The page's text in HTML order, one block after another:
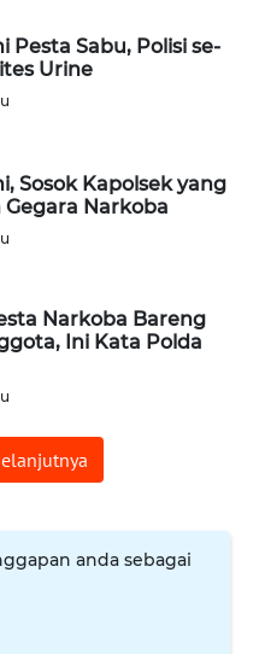
Pesta Sabu, Polisi se-
Urine
Sosok Kapolsek yang
Gegara Narkoba
Narkoba Bareng
Ini Kata Polda
anda sebagai